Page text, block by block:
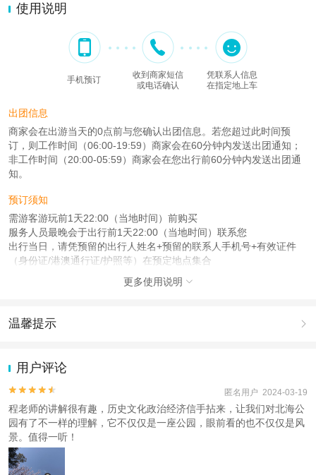
使用说明
手机预订
收到商家短信
或电话确认
凭联系人信息
在指定地上车
出团信息
商家会在出游当天的0点前与您确认出团信息。若您超过此时间预
订，则工作时间（06:00-19:59）商家会在60分钟内发送出团通知；
非工作时间（20:00-05:59）商家会在您出行前60分钟内发送出团通
知。
预订须知
需游客游玩前1天22:00（当地时间）前购买
服务人员最晚会于出行前1天22:00（当地时间）联系您
出行当日，请凭预留的出行人姓名+预留的联系人手机号+有效证件
（身份证/港澳通行证/护照等）在预定地点集合
儿童：3周岁 – 17周岁；
老人：60周岁 – 150周岁；
本产品由青岛驿路同行国际旅行社有限公司代理招徕，委托社为北京世纪中润国
际旅行社有限公司，具体的旅游服务和操作由委托社及其有资质的地接社提供
更多使用说明 
温馨提示 
动（如跳伞、潜水、滑雪等）前，请务必仔细阅读
2.为普及旅游安全知识及旅游文明公约，使您的旅程顺利圆满完成，
特制定《去哪儿网旅游安全手册》 ，请您认真阅读并切实遵守。
用户评论

 匿名用户 2024-03-19
程老师的讲解很有趣，历史文化政治经济信手拈来，让我们对北海公
园有了不一样的理解，它不仅仅是一座公园，眼前看的也不仅仅是风
景。值得一听！